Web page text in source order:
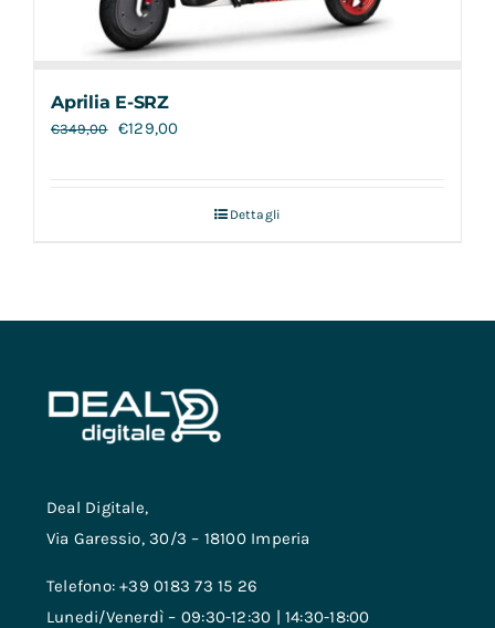
Aprilia E-SRZ
€349,00 €129,00
Dettagli
Deal Digitale,
Via Garessio, 30/3 – 18100 Imperia
Telefono: +39 0183 73 15 26
Lunedi/Venerdì – 09:30-12:30 | 14:30-18:00